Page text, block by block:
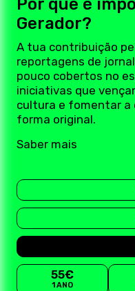
Por que é
Gerador?
A tua contribuição
reportagens de
pouco cobertos no
iniciativas que
cultura e fomentar a
forma original.
Saber mais
55€
1 ANO